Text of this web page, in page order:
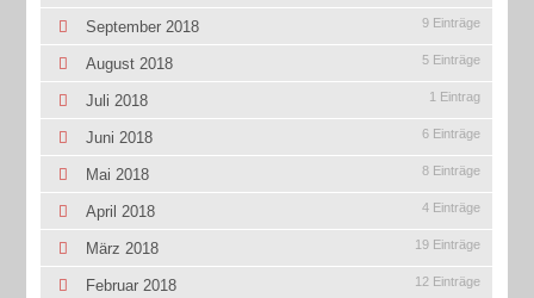
September 2018 9 Einträge
August 2018 5 Einträge
Juli 2018 1 Eintrag
Juni 2018 6 Einträge
Mai 2018 8 Einträge
April 2018 4 Einträge
März 2018 19 Einträge
Februar 2018 12 Einträge